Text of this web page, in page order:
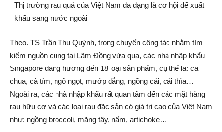
Thị trường rau quả của Việt Nam đa dạng là cơ hội để xuất
khẩu sang nước ngoài
Theo. TS Trần Thu Quỳnh, trong chuyến công tác nhằm tìm
kiếm nguồn cung tại Lâm Đồng vừa qua, các nhà nhập khẩu
Singapore đang hướng đến 18 loại sản phẩm, cụ thể là: cà
chua, cà tím, ngô ngọt, mướp đắng, ngồng cải, cải thìa…
Ngoài ra, các nhà nhập khẩu rất quan tâm đến các mặt hàng
rau hữu cơ và các loại rau đặc sản có giá trị cao của Việt Nam
như: ngồng broccoli, măng tây, nấm, artichoke…